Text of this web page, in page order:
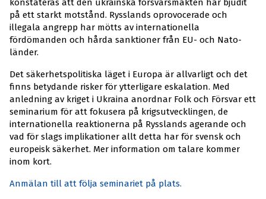
konstateras att den ukrainska försvarsmakten har bjudit
på ett starkt motstånd. Rysslands oprovocerade och
illegala angrepp har mötts av internationella
fördömanden och hårda sanktioner från EU- och Nato-
länder.
Det säkerhetspolitiska läget i Europa är allvarligt och det
finns betydande risker för ytterligare eskalation. Med
anledning av kriget i Ukraina anordnar Folk och Försvar ett
seminarium för att fokusera på krigsutvecklingen, de
internationella reaktionerna på Rysslands agerande och
vad för slags implikationer allt detta har för svensk och
europeisk säkerhet. Mer information om talare kommer
inom kort.
Anmälan till att följa seminariet på plats.